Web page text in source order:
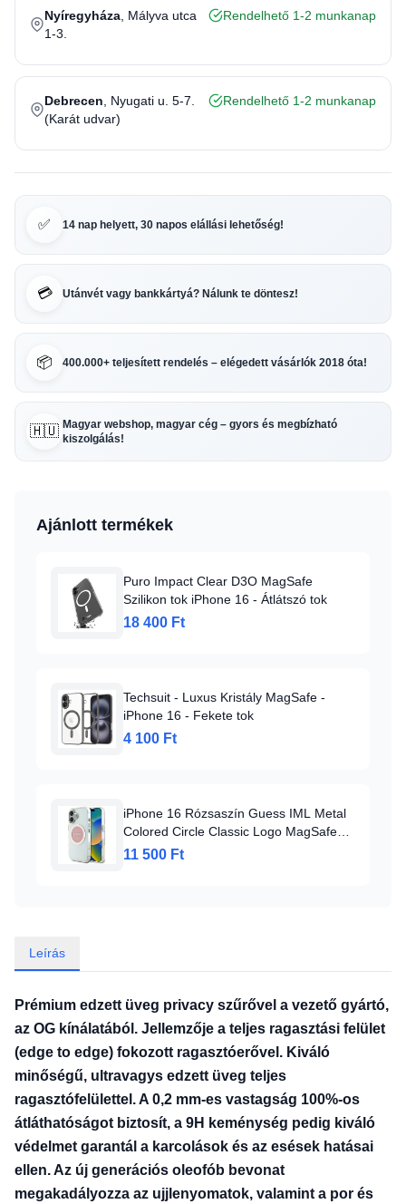
Nyíregyháza , Mályva utca
1-3.
Rendelhető 1-2 munkanap
Debrecen , Nyugati u. 5-7.
(Karát udvar)
Rendelhető 1-2 munkanap
✅ 14 nap helyett, 30 napos elállási lehetőség!
💳 Utánvét vagy bankkártyá? Nálunk te döntesz!
📦 400.000+ teljesített rendelés – elégedett vásárlók 2018 óta!
🇭🇺 Magyar webshop, magyar cég – gyors és megbízható
kiszolgálás!
Ajánlott termékek
Puro Impact Clear D3O MagSafe
Szilikon tok iPhone 16 - Átlátszó tok
18 400 Ft
Techsuit - Luxus Kristály MagSafe -
iPhone 16 - Fekete tok
4 100 Ft
iPhone 16 Rózsaszín Guess IML Metal
Colored Circle Classic Logo MagSafe
tok
11 500 Ft
Leírás
Prémium edzett üveg privacy szűrővel a vezető gyártó,
az OG kínálatából. Jellemzője a teljes ragasztási felület
(edge to edge) fokozott ragasztóerővel. Kiváló
minőségű, ultravagys edzett üveg teljes
ragasztófelülettel. A 0,2 mm-es vastagság 100%-os
átláthatóságot biztosít, a 9H keménység pedig kiváló
védelmet garantál a karcolások és az esések hatásai
ellen. Az új generációs oleofób bevonat
megakadályozza az ujjlenyomatok, valamint a por és